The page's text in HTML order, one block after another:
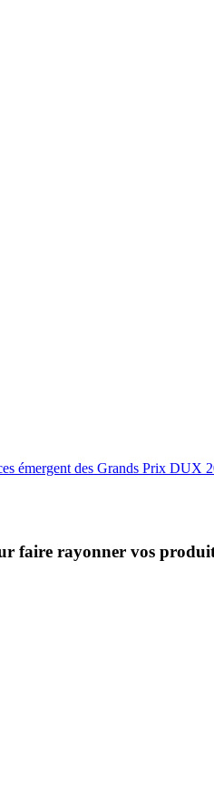
émergent des Grands Prix DUX
faire rayonner vos